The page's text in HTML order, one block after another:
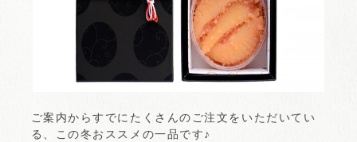
ご案内からすでにたくさんのご注文をいただいてい
る、この冬おススメの一品です♪